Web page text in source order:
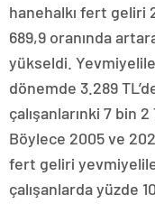
hanehalkı fert geliri
689,9 oranında
yükseldi.
dönemde 3.289
çalışanlarınki 7 bin 2
Böylece 2005 ve
fert geliri
çalışanlarda yüzde